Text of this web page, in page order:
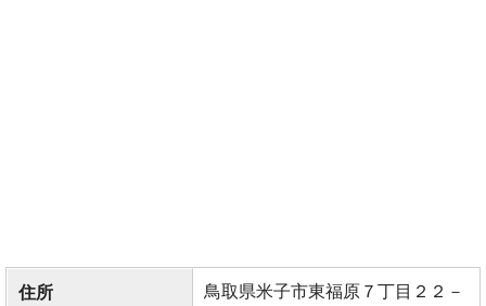
住所
鳥取県米子市東福原７丁目２２－